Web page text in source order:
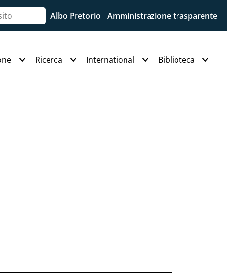
Albo Pretorio Amministrazione trasparente
Ricerca International Biblioteca